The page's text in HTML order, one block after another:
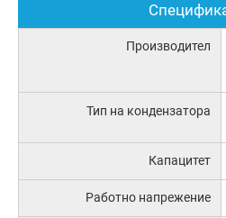
Производител
Тип на кондензатора
Капацитет
Работно напрежение